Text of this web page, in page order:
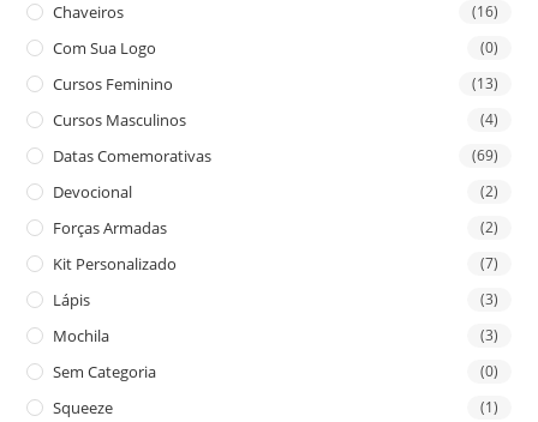
Chaveiros (16)
Com Sua Logo (0)
Cursos Feminino (13)
Cursos Masculinos (4)
Datas Comemorativas (69)
Devocional (2)
Forças Armadas (2)
Kit Personalizado (7)
Lápis (3)
Mochila (3)
Sem Categoria (0)
Squeeze (1)